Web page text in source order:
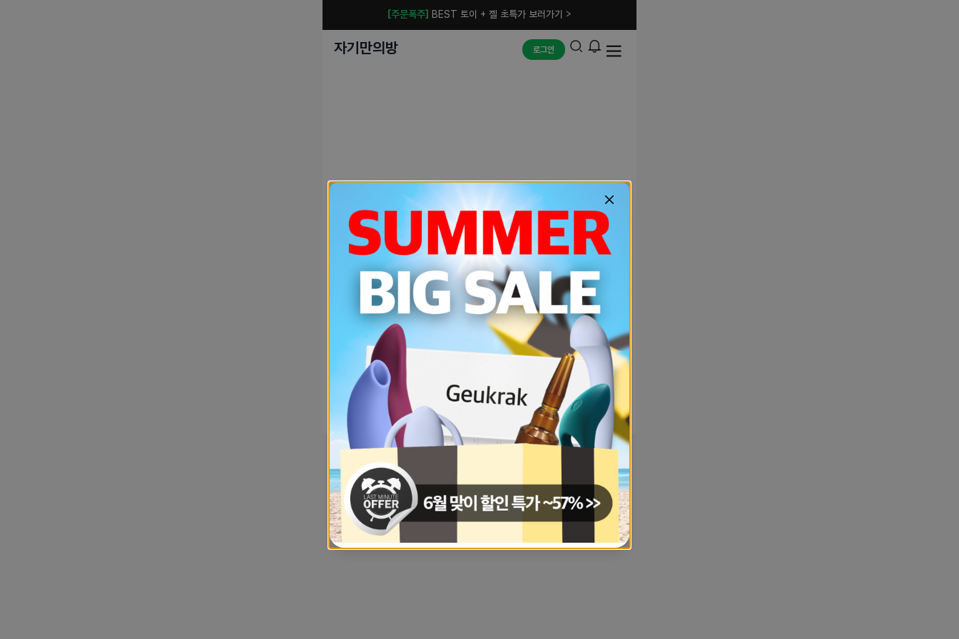
[주문폭주] BEST 토이 + 젤 초특가 보러가기 >
자기만의방 로그인
예상치 못한 에러입니다.